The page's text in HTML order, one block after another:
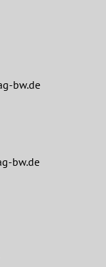
bw.de
bw.de